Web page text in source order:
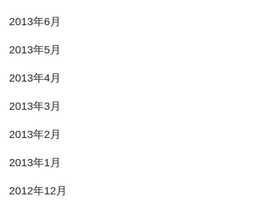
2013年6月
2013年5月
2013年4月
2013年3月
2013年2月
2013年1月
2012年12月